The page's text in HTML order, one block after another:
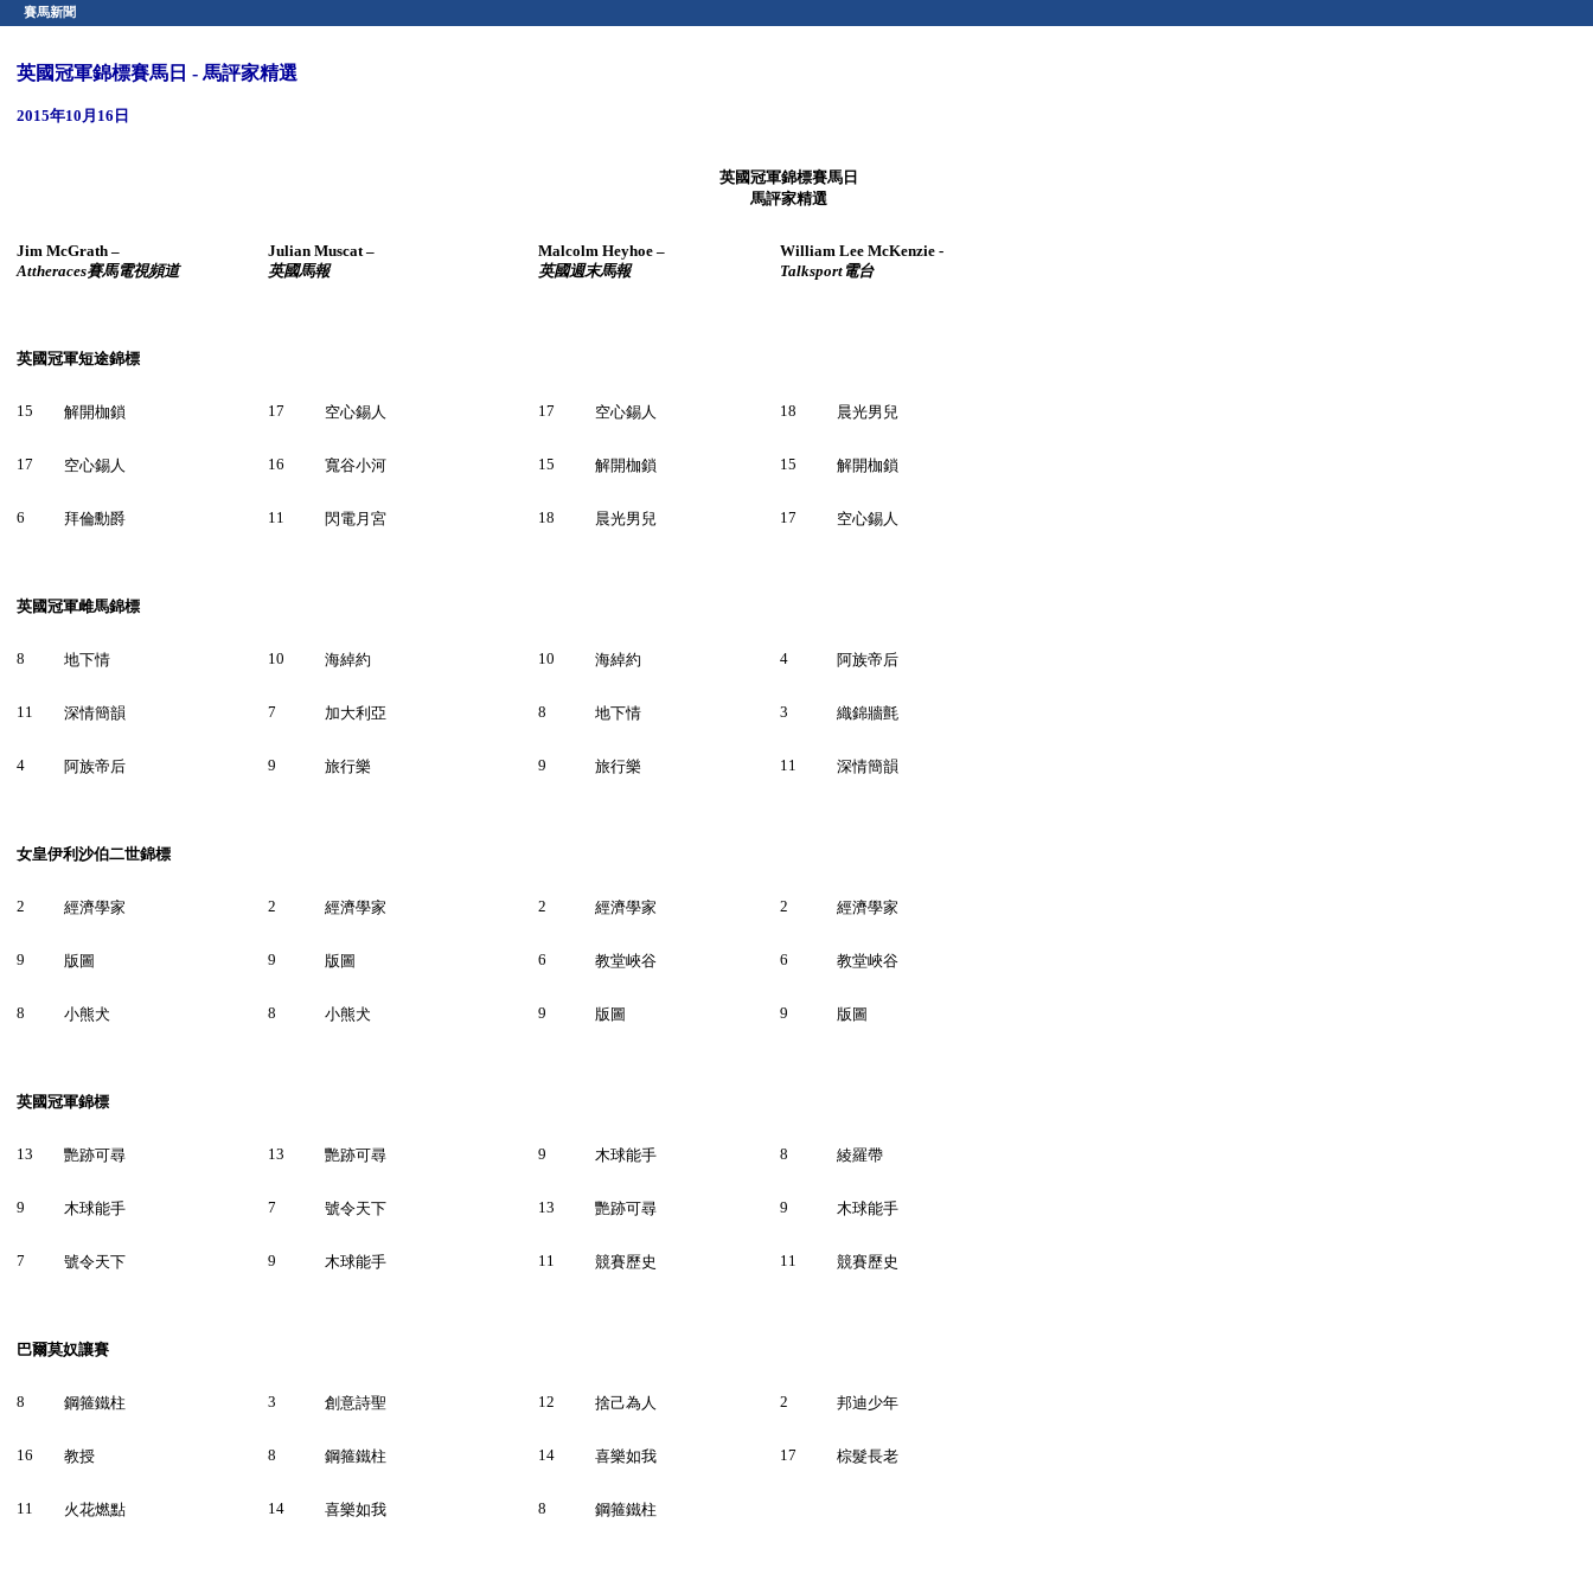
賽馬新聞
英國冠軍錦標賽馬日 - 馬評家精選
2015年10月16日
英國冠軍錦標賽馬日
馬評家精選
Jim McGrath –
Attheraces賽馬電視頻道
Julian Muscat –
英國馬報
Malcolm Heyhoe –
英國週末馬報
William Lee McKenzie -
Talksport 電台
英國冠軍短途錦標
15 解開枷鎖 17 空心錫人 17 空心錫人 18 晨光男兒
17 空心錫人 16 寬谷小河 15 解開枷鎖 15 解開枷鎖
6 拜倫勳爵 11 閃電月宮 18 晨光男兒 17 空心錫人
英國冠軍雌馬錦標
8 地下情 10 海綽約 10 海綽約 4 阿族帝后
11 深情簡韻 7 加大利亞 8 地下情 3 織錦牆氈
4 阿族帝后 9 旅行樂 9 旅行樂 11 深情簡韻
女皇伊利沙伯二世錦標
2 經濟學家 2 經濟學家 2 經濟學家 2 經濟學家
9 版圖 9 版圖 6 教堂峽谷 6 教堂峽谷
8 小熊犬 8 小熊犬 9 版圖 9 版圖
英國冠軍錦標
13 艷跡可尋 13 艷跡可尋 9 木球能手 8 綾羅帶
9 木球能手 7 號令天下 13 艷跡可尋 9 木球能手
7 號令天下 9 木球能手 11 競賽歷史 11 競賽歷史
巴爾莫奴讓賽
8 鋼箍鐵柱 3 創意詩聖 12 捨己為人 2 邦迪少年
16 教授 8 鋼箍鐵柱 14 喜樂如我 17 棕髮長老
11 火花燃點 14 喜樂如我 8 鋼箍鐵柱